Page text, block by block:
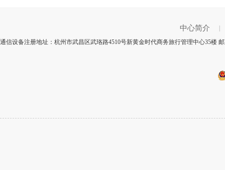
中心简介
通信设备注册地址：杭州市武昌区武珞路4510号新黄金时代商务旅行管理中心35楼